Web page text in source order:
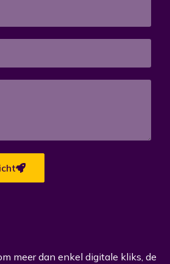
meer dan enkel digitale kliks, de